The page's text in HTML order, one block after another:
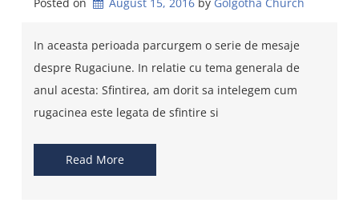
In aceasta perioada parcurgem o serie de mesaje
despre Rugaciune. In relatie cu tema generala de
anul acesta: Sfintirea, am dorit sa intelegem cum
rugacinea este legata de sfintire si
Read More